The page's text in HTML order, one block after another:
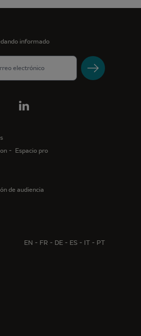
informado
Espacio pro
de audiencia
EN FR DE ES IT PT